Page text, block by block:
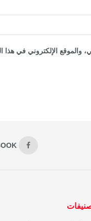
والموقع الإلكتروني في هذا